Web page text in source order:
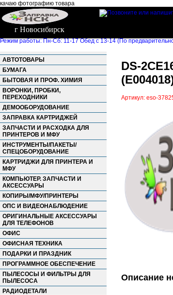
качаю фотографию товара
г Новосибирск
Режим работы: Пн-Сб: 11-17 Обед с 13-14 (По
АВТОТОВАРЫ
БУМАГА
БЫТОВАЯ И ПРОФ. ХИМИЯ
ВОРОНКИ, ПРОБКИ,
ПЕРЕХОДНИКИ
ДЕМООБОРУДОВАНИЕ
ЗАПРАВКА КАРТРИДЖЕЙ
ЗАПЧАСТИ И РАСХОДКА ДЛЯ
ПРИНТЕРОВ И МФУ
ИНСТРУМЕНТЫ/ПАКЕТЫ/
СПЕЦОБОРУДОВАНИЕ
КАРТРИДЖИ ДЛЯ ПРИНТЕРА И
МФУ
КОМПЬЮТЕР. ЗАПЧАСТИ И
АКСЕССУАРЫ
КОПИРЫ/МФУ/ПРИНТЕРЫ
ОПС И ВИДЕОНАБЛЮДЕНИЕ
ОРИГИНАЛЬНЫЕ АКСЕССУАРЫ
ДЛЯ ТЕЛЕФОНОВ
ОФИС
ОФИСНАЯ ТЕХНИКА
ПОДАРКИ И ПРАЗДНИК
ПРОГРАММНОЕ ОБЕСПЕЧЕНИЕ
ПЫЛЕСОСЫ И ФИЛЬТРЫ ДЛЯ
ПЫЛЕСОСА
РАДИОДЕТАЛИ
DS-
Артикул: eso-
Описание